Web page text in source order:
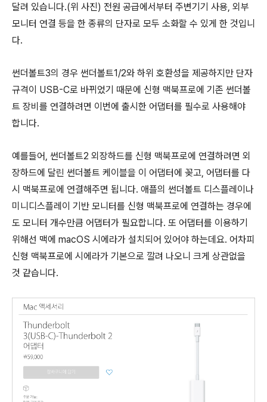
달려 있습니다.(위 사진) 전원 공급에서부터 주변기기 사용, 외부
모니터 연결 등을 한 종류의 단자로 모두 소화할 수 있게 한 것입니
다.
썬더볼트3의 경우 썬더볼트1/2와 하위 호환성을 제공하지만 단자
규격이 USB-C로 바뀌었기 때문에 신형 맥북프로에 기존 썬더볼
트 장비를 연결하려면 이번에 출시한 어댑터를 필수로 사용해야
합니다.
예를들어, 썬더볼트2 외장하드를 신형 맥북프로에 연결하려면 외
장하드에 달린 썬더볼트 케이블을 이 어댑터에 꽂고, 어댑터를 다
시 맥북프로에 연결해주면 됩니다. 애플의 썬더볼트 디스플레이나
미니디스플레이 기반 모니터를 신형 맥북프로에 연결하는 경우에
도 모니터 개수만큼 어댑터가 필요합니다. 또 어댑터를 이용하기
위해선 맥에 macOS 시에라가 설치되어 있어야 하는데요. 어차피
신형 맥북프로에 시에라가 기본으로 깔려 나오니 크게 상관없을
것 같습니다.